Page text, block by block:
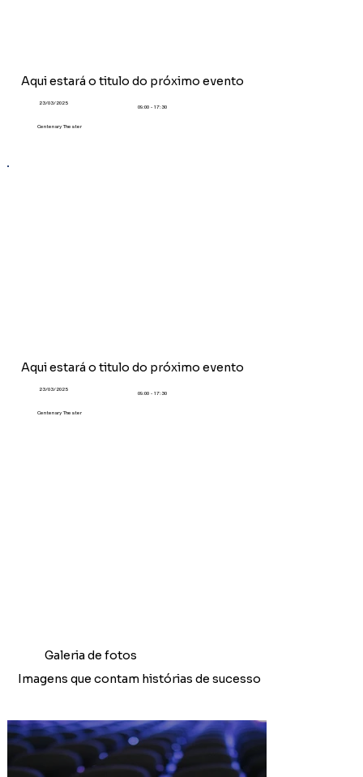
Aqui estará o titulo do próximo evento
23/03/2025
09:00 - 17:30
Centenary Theater
Aqui estará o titulo do próximo evento
23/03/2025
09:00 - 17:30
Centenary Theater
Galeria de fotos
Imagens que contam histórias de sucesso